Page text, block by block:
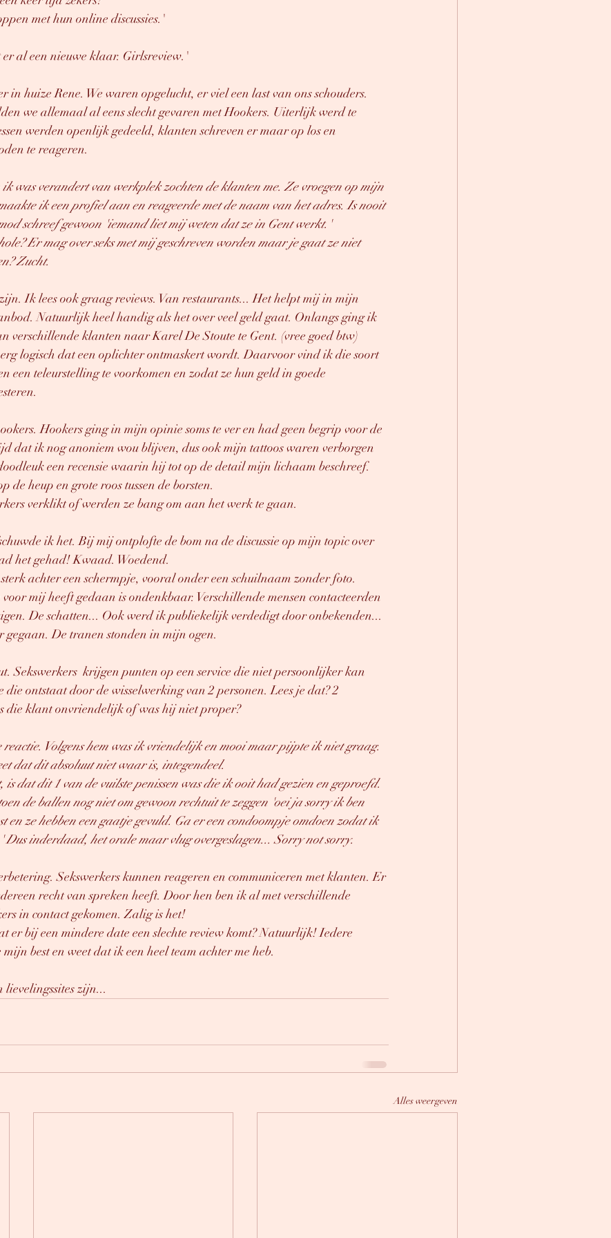
met hun online discussies.'
al een nieuwe klaar. Girlsreview.'
in huize Rene. We waren opgelucht, er viel een last van ons schouders.
we allemaal al eens slecht gevaren met Hookers. Uiterlijk werd te
werden openlijk gedeeld, klanten schreven er maar op los en
te reageren.
was verandert van werkplek zochten de klanten me. Ze vroegen op mijn
ik een profiel aan en reageerde met de naam van het adres. Is nooit
schreef gewoon 'iemand liet mij weten dat ze in Gent werkt.'
Er mag over seks met mij geschreven worden maar je gaat ze niet
Zucht.
Ik lees ook graag reviews. Van restaurants... Het helpt mij in mijn
Natuurlijk heel handig als het over veel geld gaat. Onlangs ging ik
verschillende klanten naar Karel De Stoute te Gent. (vree goed btw)
logisch dat een oplichter ontmaskert wordt. Daarvoor vind ik die soort
een teleurstelling te voorkomen en zodat ze hun geld in goede
Hookers ging in mijn opinie soms te ver en had geen begrip voor de
dat ik nog anoniem wou blijven, dus ook mijn tattoos waren verborgen
een recensie waarin hij tot op de detail mijn lichaam beschreef.
de heup en grote roos tussen de borsten.
verklikt of werden ze bang om aan het werk te gaan.
ik het. Bij mij ontplofte de bom na de discussie op mijn topic over
het gehad! Kwaad. Woedend.
achter een schermpje, vooral onder een schuilnaam zonder foto.
mij heeft gedaan is ondenkbaar. Verschillende mensen contacteerden
De schatten... Ook werd ik publiekelijk verdedigt door onbekenden...
gegaan. De tranen stonden in mijn ogen.
Sekswerkers  krijgen punten op een service die niet persoonlijker kan
ontstaat door de wisselwerking van 2 personen. Lees je dat? 2
die klant onvriendelijk of was hij niet proper?
reactie. Volgens hem was ik vriendelijk en mooi maar pijpte ik niet graag.
dat dit absoluut niet waar is, integendeel.
dat dit 1 van de vuilste penissen was die ik ooit had gezien en geproefd.
de ballen nog niet om gewoon rechtuit te zeggen 'oei ja sorry ik ben
en ze hebben een gaatje gevuld. Ga er een condoompje omdoen zodat ik
Dus inderdaad, het orale maar vlug overgeslagen... Sorry not sorry.
Sekswerkers kunnen reageren en communiceren met klanten. Er
recht van spreken heeft. Door hen ben ik al met verschillende
in contact gekomen. Zalig is het!
er bij een mindere date een slechte review komt? Natuurlijk! Iedere
best en weet dat ik een heel team achter me heb.
zijn...
Alles weergeven